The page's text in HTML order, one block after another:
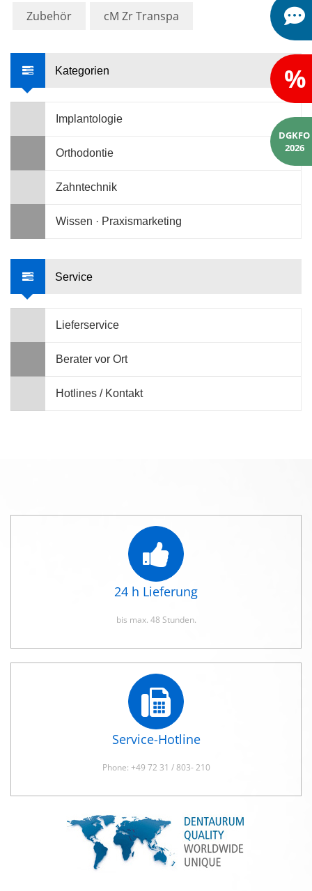
Zubehör cM Zr Transpa
Kategorien
Implantologie
Orthodontie
Zahntechnik
Wissen · Praxismarketing
Service
Lieferservice
Berater vor Ort
Hotlines / Kontakt
24 h Lieferung
bis max. 48 Stunden.
Service-Hotline
Phone: +49 72 31 / 803- 210
%
DGKFO
2026